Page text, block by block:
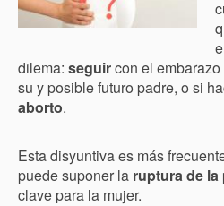
dilema: seguircon el
su y posible futuro padre, o si
aborto.
Esta disyuntiva es más
puede suponer la ruptura de la
clave para la mujer.